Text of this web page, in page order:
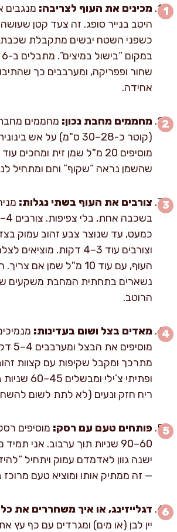
מכינים את העוף לצריבה: מנגבים
היטב בנייר סופג. זה צעד קטן
כשפני השטח יבשים מתקבלת שכבת
שחור ופפריקה, ומערבבים כך
אחידה.
מחממים מחבת נכון: מחממים
שהשמן נראה “שקוף” וחם ומתחיל
צורבים את העוף בשתי נגלות:
כמעט, עד שנוצר צבע זהוב עמוק
וצורבים עוד 3–4 דקות.
העוף, עם עוד 10 מ"ל שמן אם
נשארים בתחתית המחבת משקעים
הרוטב.
מאדים בצל ושום בעדינות:
מתרכך ומקבל שקיפות עם קצוות
ופתיתי
ריח חזק ונעים (לא לתת לשום
פותחים טעם עם רסק: מוסיפים
60–90 שניות תוך ערבוב. אני
ישנה גוון לאדמדם עמוק ויתחיל
— זה ממתיק אותו ומוציא טעם
דגלייזינג, או איך משחררים את
יין לבן (או מים) ומגרדים עם כף